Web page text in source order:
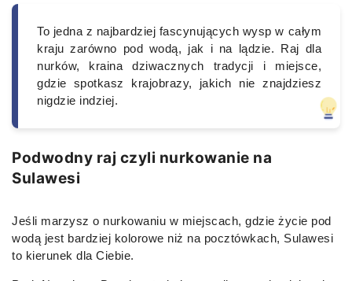
To jedna z najbardziej fascynujących wysp w całym
kraju zarówno pod wodą, jak i na lądzie. Raj dla
nurków, kraina dziwacznych tradycji i miejsce,
gdzie spotkasz krajobrazy, jakich nie znajdziesz
nigdzie indziej.
Podwodny raj czyli nurkowanie na
Sulawesi
Jeśli marzysz o nurkowaniu w miejscach, gdzie życie pod
wodą jest bardziej kolorowe niż na pocztówkach, Sulawesi
to kierunek dla Ciebie.